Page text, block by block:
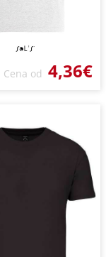
Cena od 4,36€